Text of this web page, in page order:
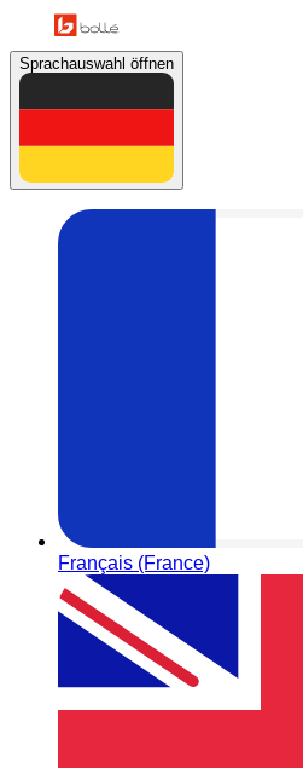
Sprachauswahl öffnen
Français (France)